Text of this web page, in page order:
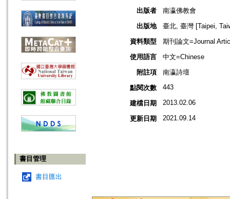
書目管理
書目匯出
出版者
南瀛佛教會
出版地
臺北, 臺灣 [Taipei,
資料類型
期刊論文=Journal
使用語言
中文=Chinese
附註項
南瀛詩壇
點閱次數
443
建檔日期 2013.02.06
更新日期 2021.09.14